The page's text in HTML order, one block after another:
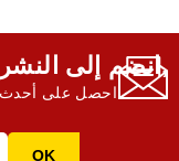
انضم إلى النشرة الإخبارية لدينا,
احصل على أحدث